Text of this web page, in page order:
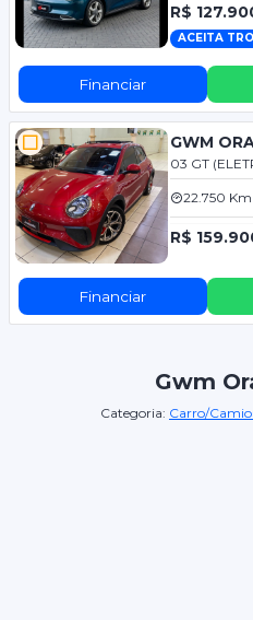
R$
ACEITA
Financiar
GWM
03 GT
22.750 Km
R$
Financiar
Gwm
Categoria: Carro/